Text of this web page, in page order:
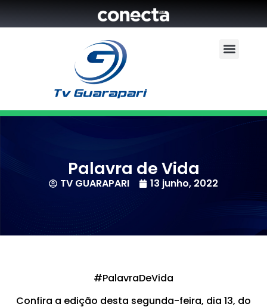
Palavra de Vida
TV GUARAPARI 13 junho, 2022
#PalavraDeVida​​​​​​​​​​​​​​​​​​​​​​​​​​​​​​​​​​​​​​​​​​​​​​​​​​​​​​​​​​​​​​​​​​​​​​​​​​​​​​​​​​​​​​​​
Confira a edição desta segunda-feira, dia 13, do